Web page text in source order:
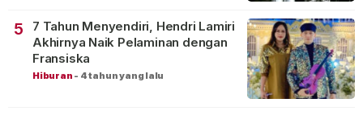
5
7 Tahun Menyendiri, Hendri Lamiri
Akhirnya Naik Pelaminan dengan
Fransiska
Hiburan - 4 tahun yang lalu